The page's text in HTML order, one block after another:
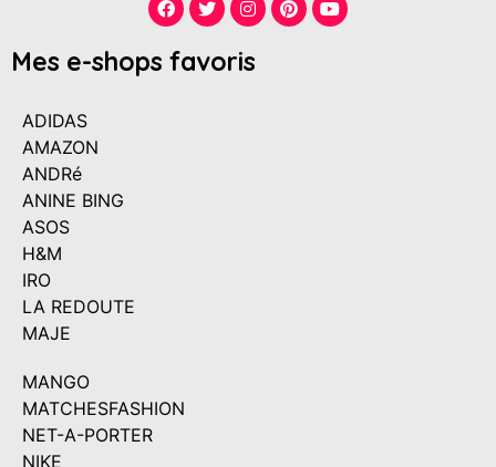
Mes e-shops favoris
ADIDAS
AMAZON
ANDRé
ANINE BING
ASOS
H&M
IRO
LA REDOUTE
MAJE
MANGO
MATCHESFASHION
NET-A-PORTER
NIKE